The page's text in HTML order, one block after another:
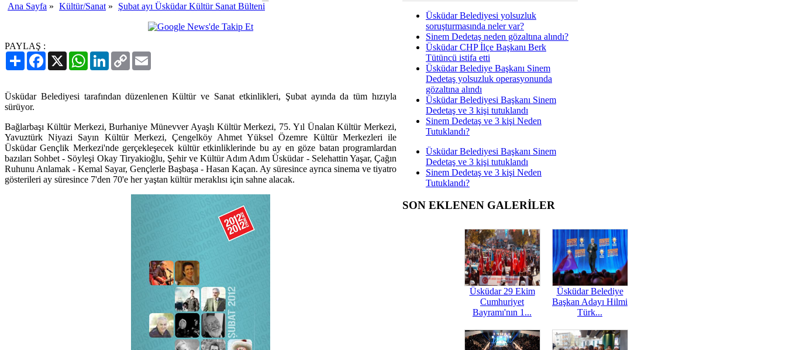
Ana Sayfa » Kültür/Sanat » Şubat ayı Üsküdar Kültür Sanat Bülteni
PAYLAŞ :
PaylaşFacebook
X WhatsAppLinkedIn
Copy
Link
Üsküdar Belediyesi tarafından düzenlenen Kültür ve Sanat etkinlikleri, Şubat ayında da tüm hızıyla
sürüyor.
Bağlarbaşı Kültür Merkezi, Burhaniye Münevver Ayaşlı Kültür Merkezi, 75. Yıl Ünalan Kültür Merkezi,
Yavuztürk Niyazi Sayın Kültür Merkezi, Çengelköy Ahmet Yüksel Özemre Kültür Merkezleri ile
Üsküdar Gençlik Merkezi'nde gerçekleşecek kültür etkinliklerinde bu ay en göze batan programlardan
bazıları Sohbet - Söyleşi Okay Tiryakioğlu, Şehir ve Kültür Adım Adım Üsküdar - Selehattin Yaşar, Çağın
Ruhunu Anlamak - Kemal Sayar, Gençlerle Başbaşa - Hasan Kaçan. Ay süresince ayrıca sinema ve tiyatro
gösterileri ay süresince 7'den 70'e her yaştan kültür meraklısı için sahne alacak.
Üsküdar Belediyesi yolsuzluk
soruşturmasında neler var?
Sinem Dedetaş neden gözaltına alındı?
Üsküdar CHP İlçe Başkanı Berk
Tütüncü istifa etti
Üsküdar Belediye Başkanı Sinem
Dedetaş yolsuzluk operasyonunda
gözaltına alındı
Üsküdar Belediyesi Başkanı Sinem
Dedetaş ve 3 kişi tutuklandı
Sinem Dedetaş ve 3 kişi Neden
Tutuklandı?
Üsküdar Belediyesi Başkanı Sinem
Dedetaş ve 3 kişi tutuklandı
Sinem Dedetaş ve 3 kişi Neden
Tutuklandı?
SON EKLENEN GALERİLER
Üsküdar 29 Ekim
Cumhuriyet
Bayramı'nın 1...
Üsküdar Belediye
Başkan Adayı Hilmi
Türk...